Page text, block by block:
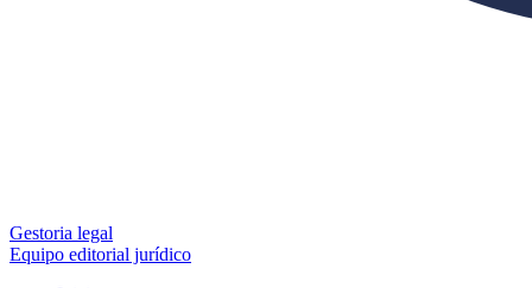
Gestoria legal
Equipo editorial jurídico